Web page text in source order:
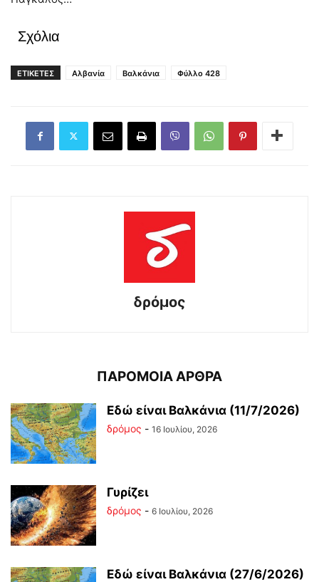
Σχόλια
ΕΤΙΚΕΤΕΣ Αλβανία Βαλκάνια Φύλλο 428
δρόμος
ΠΑΡΟΜΟΙΑ ΑΡΘΡΑ
Εδώ είναι Βαλκάνια (11/7/2026)
δρόμος - 16 Ιουλίου, 2026
Γυρίζει
δρόμος - 6 Ιουλίου, 2026
Εδώ είναι Βαλκάνια (27/6/2026)